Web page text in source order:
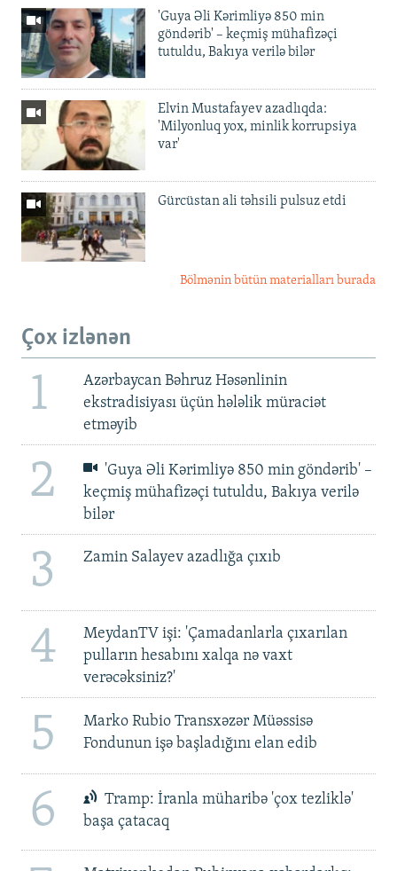
'Guya Əli Kərimliyə 850 min
göndərib' – keçmiş mühafizəçi
tutuldu, Bakıya verilə bilər
Elvin Mustafayev azadlıqda:
'Milyonluq yox, minlik korrupsiya
var'
Gürcüstan ali təhsili pulsuz etdi
Bölmənin bütün materialları burada
Çox izlənən
1
Azərbaycan Bəhruz Həsənlinin
ekstradisiyası üçün hələlik müraciət
etməyib
2
'Guya Əli Kərimliyə 850 min göndərib' –
keçmiş mühafizəçi tutuldu, Bakıya verilə
bilər
3 Zamin Salayev azadlığa çıxıb
4
MeydanTV işi: 'Çamadanlarla çıxarılan
pulların hesabını xalqa nə vaxt
verəcəksiniz?'
5
Marko Rubio Transxəzər Müəssisə
Fondunun işə başladığını elan edib
6
Tramp: İranla müharibə 'çox tezliklə'
başa çatacaq